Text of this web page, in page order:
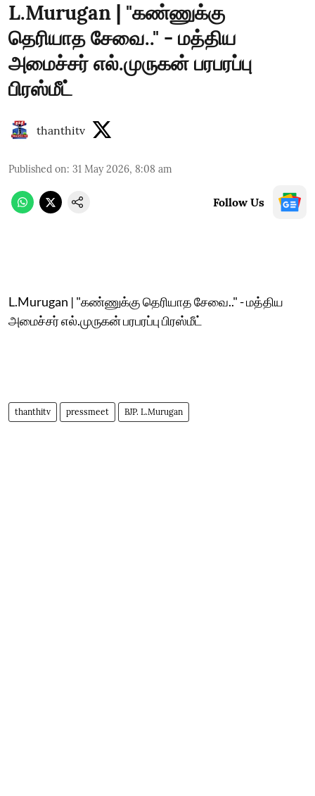
L.Murugan | "கண்ணுக்கு
தெரியாத சேவை.." - மத்திய
அமைச்சர் எல்.முருகன் பரபரப்பு
பிரஸ்மீட்
thanthitv
Published on: 31 May 2026, 8:08 am
Follow Us
L.Murugan | "கண்ணுக்கு தெரியாத சேவை.." - மத்திய
அமைச்சர் எல்.முருகன் பரபரப்பு பிரஸ்மீட்
thanthitv pressmeet BJP. L.Murugan